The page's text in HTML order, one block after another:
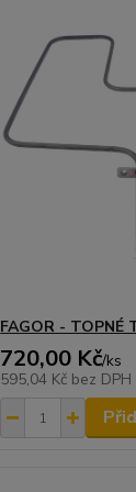
FAGOR - TOPNÉ
720,00 Kč/ks
595,04 Kč bez DPH